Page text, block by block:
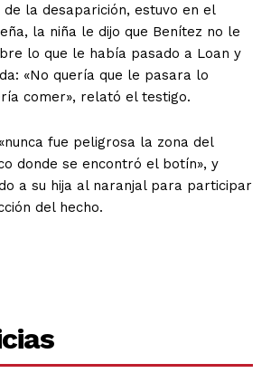
la desaparición, estuvo en el
la niña le dijo que Benítez no le
lo que le había pasado a Loan y
«No quería que le pasara lo
comer», relató el testigo.
fue peligrosa la zona del
donde se encontró el botín», y
a su hija al naranjal para participar
del hecho.